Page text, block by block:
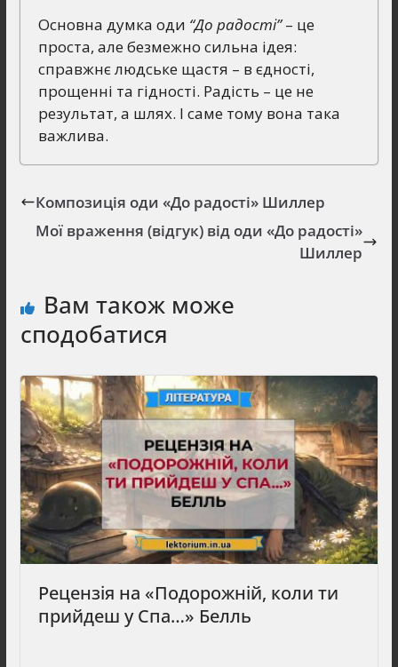
Основна думка оди “До радості”– це
проста, але безмежно сильна ідея:
справжнє людське щастя – в єдності,
прощенні та гідності. Радість – це не
результат, а шлях. І саме тому вона така
важлива.
Композиція оди «До радості» Шиллер
Мої враження (відгук) від оди «До радості»
Шиллер
Вам також може
сподобатися
Рецензія на «Подорожній, коли ти
прийдеш у Спа…» Белль